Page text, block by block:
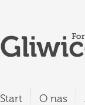
Start O nas